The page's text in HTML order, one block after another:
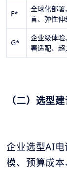
F*
全球化部
言、弹性伸
G*
企业级体
署适配、
（二）选型
企业选型AI
模、预算成